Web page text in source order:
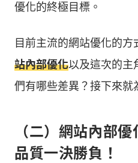
優化的終極目標。
目前主流的網站優化的
站內部優化以及這次的
們有哪些差異？接下來就
（二）網站內部
品質一決勝負！